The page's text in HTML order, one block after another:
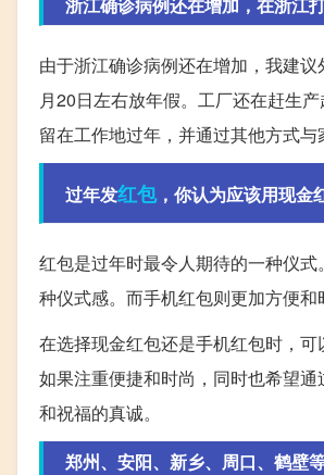
由于浙江确诊病例还在增加，我建
月20日左右放年假。工厂还在赶生
留在工作地过年，并通过其他方式与
过年发红包，你认为应该用现金
红包是过年时最令人期待的一种仪
种仪式感。而手机红包则更加方便
在选择现金红包还是手机红包时，
如果注重便捷和时尚，同时也希望
和祝福的真诚。
郑州、安阳、新乡、周口、鹤壁